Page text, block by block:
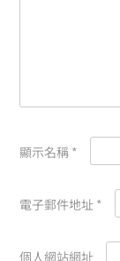
顯示名稱 *
電子郵件地址 *
個人網站網址